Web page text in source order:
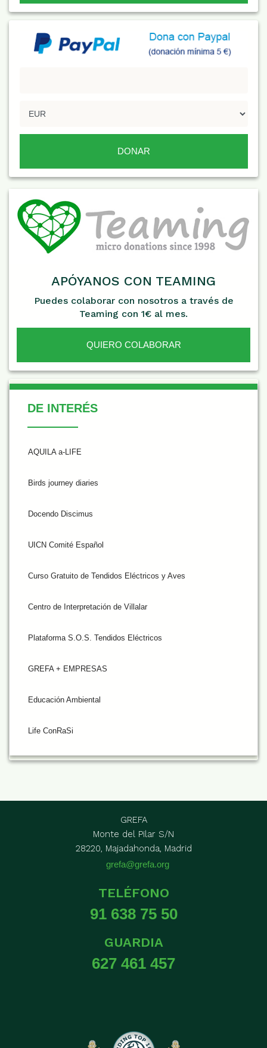
APÓYANOS CON TEAMING
Puedes colaborar con nosotros a través de
Teaming con 1€ al mes.
QUIERO COLABORAR
De Interés
DE INTERÉS
AQUILA a-LIFE
Birds journey diaries
Docendo Discimus
UICN Comité Español
Curso Gratuito de Tendidos Eléctricos y Aves
Centro de Interpretación de Villalar
Plataforma S.O.S. Tendidos Eléctricos
GREFA + EMPRESAS
Educación Ambiental
Life ConRaSi
GREFA
Monte del Pilar S/N
28220, Majadahonda, Madrid
grefa@grefa.org
TELÉFONO
91 638 75 50
GUARDIA
627 461 457